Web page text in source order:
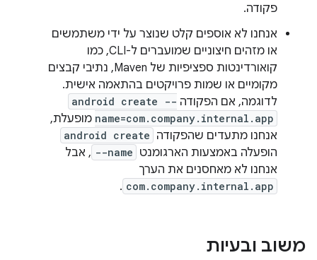
פקודה.
אנחנו לא אוספים קלט שנוצר על ידי משתמשים
או מזהים חיצוניים שמועברים ל-CLI, כמו
קואורדינטות ספציפיות של Maven, נתיבי קבצים
מקומיים או שמות פרויקטים בהתאמה אישית.
לדוגמה, אם הפקודה android create --
name=com.company.internal.app מופעלת,
אנחנו מתעדים שהפקודה android create
הופעלה באמצעות הארגומנט --name , אבל
אנחנו לא מאחסנים את הערך
com.company.internal.app
.
משוב ובעיות